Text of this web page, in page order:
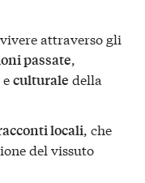
attraverso gli
passate
eculturale della
locali, che
del vissuto